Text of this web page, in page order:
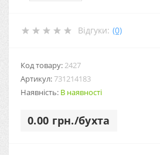
Відгуки: (0)
Код товару:2427
Артикул:731214183
Наявність: В наявності
0.00 грн./бухта